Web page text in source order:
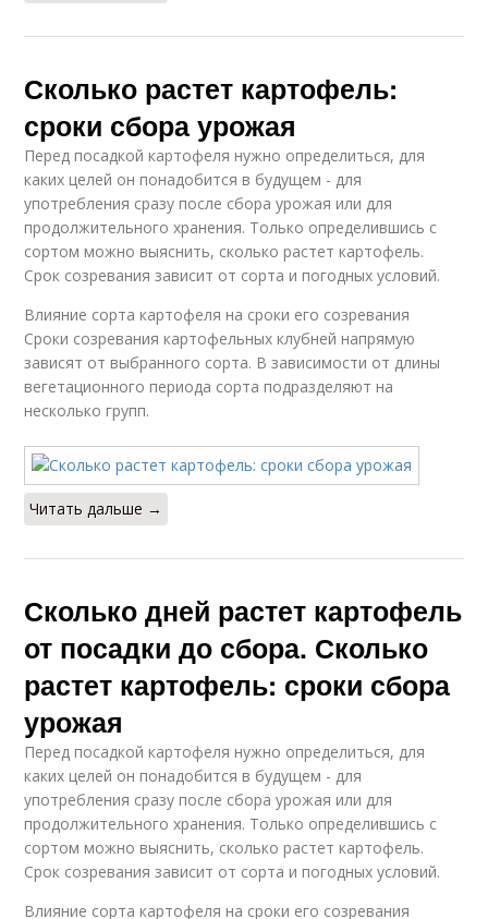
Сколько растет картофель:
сроки сбора урожая
Перед посадкой картофеля нужно определиться, для
каких целей он понадобится в будущем - для
употребления сразу после сбора урожая или для
продолжительного хранения. Только определившись с
сортом можно выяснить, сколько растет картофель.
Срок созревания зависит от сорта и погодных условий.
Влияние сорта картофеля на сроки его созревания
Сроки созревания картофельных клубней напрямую
зависят от выбранного сорта. В зависимости от длины
вегетационного периода сорта подразделяют на
несколько групп.
Читать дальше →
Сколько дней растет картофель
от посадки до сбора. Сколько
растет картофель: сроки сбора
урожая
Перед посадкой картофеля нужно определиться, для
каких целей он понадобится в будущем - для
употребления сразу после сбора урожая или для
продолжительного хранения. Только определившись с
сортом можно выяснить, сколько растет картофель.
Срок созревания зависит от сорта и погодных условий.
Влияние сорта картофеля на сроки его созревания